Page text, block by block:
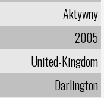
Aktywny
2005
United-Kingdom
Darlington